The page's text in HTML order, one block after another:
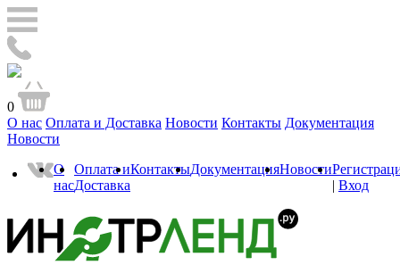
0
О нас Оплата и Доставка Новости Контакты Документация
Новости
О
нас
Оплата и
Доставка
КонтактыДокументацияНовости
| Вход